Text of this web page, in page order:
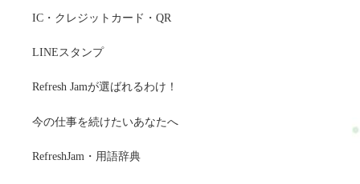
IC・クレジットカード・QR
LINEスタンプ
Refresh Jamが選ばれるわけ！
今の仕事を続けたいあなたへ
RefreshJam・用語辞典